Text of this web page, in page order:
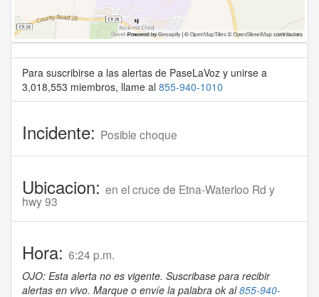
Para suscribirse a las alertas de PaseLaVoz y unirse a
3,018,553 miembros, llame al 855-940-1010
Incidente: Posible choque
Ubicacion: en el cruce de Etna-Waterloo Rd y
hwy 93
Hora: 6:24 p.m.
OJO: Esta alerta no es vigente. Suscribase para recibir
alertas en vivo. Marque o envíe la palabra ok al855-940-